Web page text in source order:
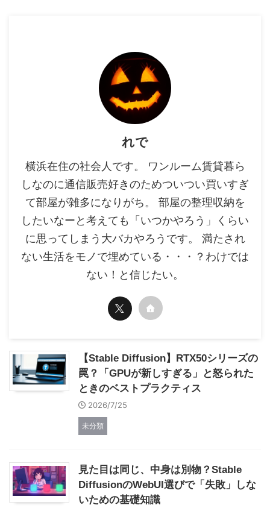
れで
横浜在住の社会人です。 ワンルーム賃貸暮ら
しなのに通信販売好きのためついつい買いすぎ
て部屋が雑多になりがち。 部屋の整理収納を
したいなーと考えても「いつかやろう」くらい
に思ってしまう大バカやろうです。 満たされ
ない生活をモノで埋めている・・・？わけでは
ない！と信じたい。
【Stable Diffusion】RTX50シリーズの
罠？「GPUが新しすぎる」と怒られた
ときのベストプラクティス
2026/7/25
未分類
見た目は同じ、中身は別物？Stable
DiffusionのWebUI選びで「失敗」しな
いための基礎知識